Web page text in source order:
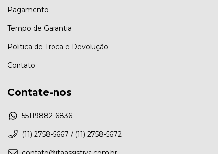
Pagamento
Tempo de Garantia
Politica de Troca e Devolução
Contato
Contate-nos
5511988216836
(11) 2758-5667 / (11) 2758-5672